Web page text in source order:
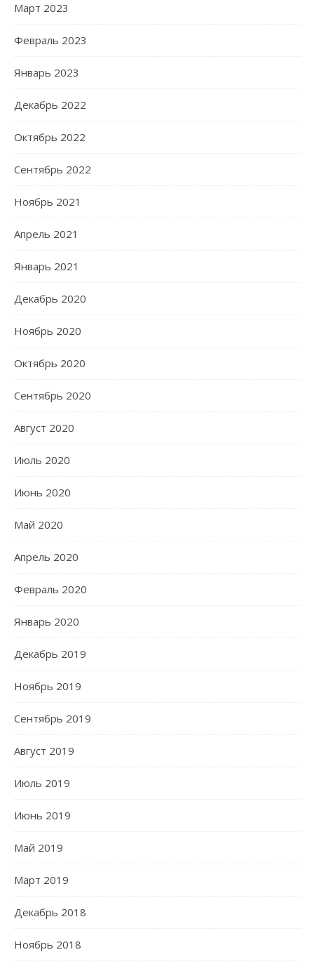
Март 2023
Февраль 2023
Январь 2023
Декабрь 2022
Октябрь 2022
Сентябрь 2022
Ноябрь 2021
Апрель 2021
Январь 2021
Декабрь 2020
Ноябрь 2020
Октябрь 2020
Сентябрь 2020
Август 2020
Июль 2020
Июнь 2020
Май 2020
Апрель 2020
Февраль 2020
Январь 2020
Декабрь 2019
Ноябрь 2019
Сентябрь 2019
Август 2019
Июль 2019
Июнь 2019
Май 2019
Март 2019
Декабрь 2018
Ноябрь 2018